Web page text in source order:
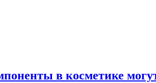
в косметике